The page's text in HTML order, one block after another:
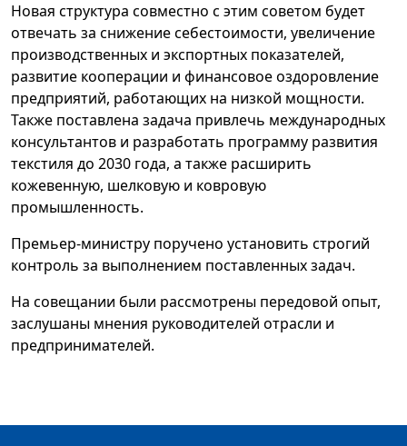
Новая структура совместно с этим советом будет
отвечать за снижение себестоимости, увеличение
производственных и экспортных показателей,
развитие кооперации и финансовое оздоровление
предприятий, работающих на низкой мощности.
Также поставлена задача привлечь международных
консультантов и разработать программу развития
текстиля до 2030 года, а также расширить
кожевенную, шелковую и ковровую
промышленность.
Премьер-министру поручено установить строгий
контроль за выполнением поставленных задач.
На совещании были рассмотрены передовой опыт,
заслушаны мнения руководителей отрасли и
предпринимателей.